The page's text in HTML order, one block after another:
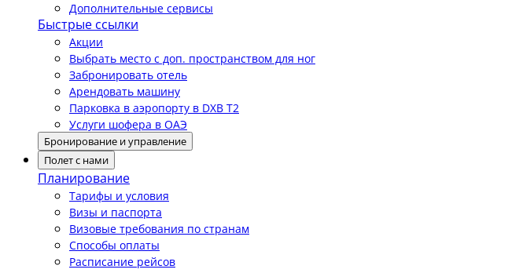
Дополнительные сервисы
Быстрые ссылки
Акции
Выбрать место с доп. пространством для ног
Забронировать отель
Арендовать машину
Парковка в аэропорту в DXB T2
Услуги шофера в ОАЭ
Бронирование и управление
Полет с нами
Планирование
Тарифы и условия
Визы и паспорта
Визовые требования по странам
Способы оплаты
Расписание рейсов